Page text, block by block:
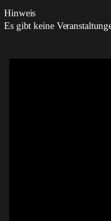
Hinweis
Es gibt keine